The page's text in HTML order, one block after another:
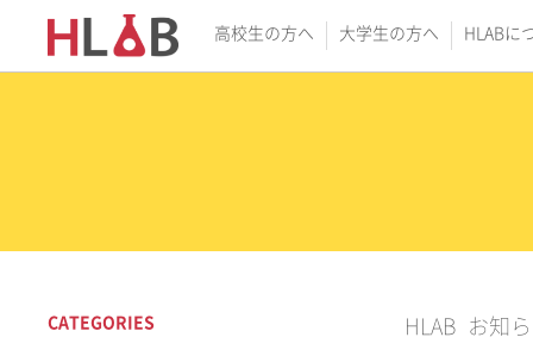
高校生の方へ 大学生の方へ HLABに
HLAB お知
CATEGORIES